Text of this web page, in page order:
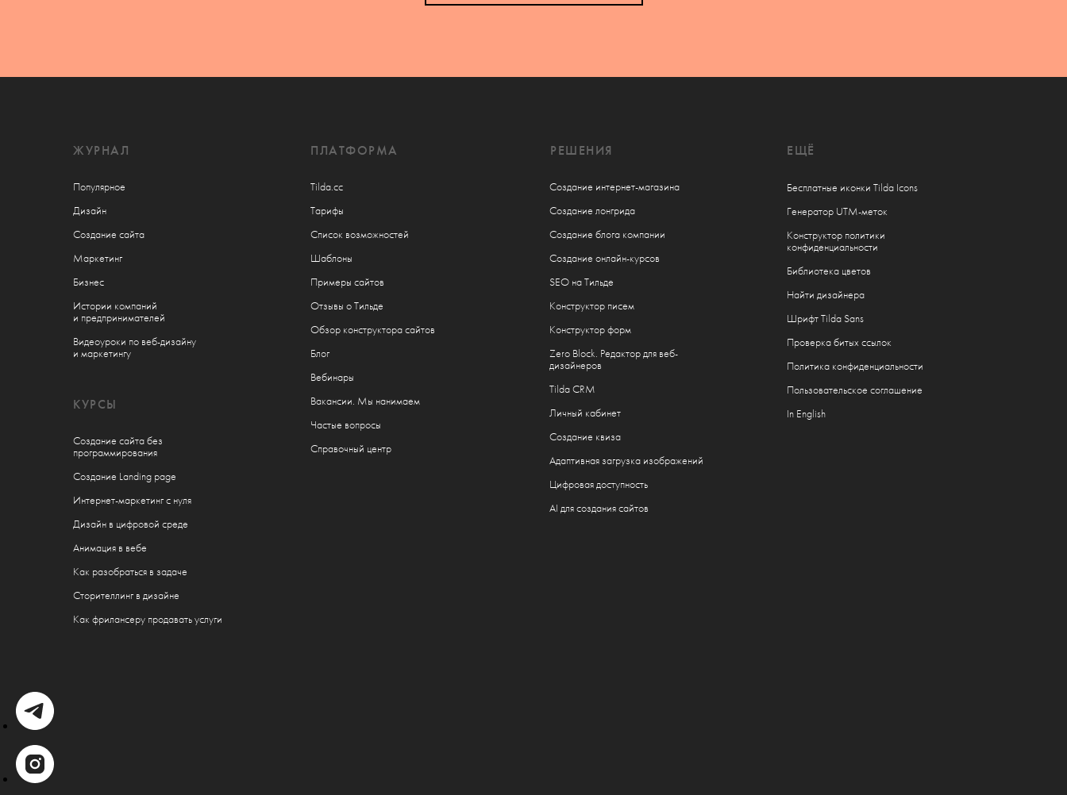
Популярное
Дизайн
Создание сайта
Маркетинг
Бизнес
Истории компаний
и предпринимателей
Видеоуроки по веб-дизайну
и маркетингу
ЖУРНАЛ
Tilda.cc
Тарифы
Список возможностей
Шаблоны
Примеры сайтов
Отзывы о Тильде
Обзор конструктора сайтов
Блог
Вебинары
Вакансии. Мы нанимаем
Частые вопросы
Справочный центр
ПЛАТФОРМА
КУРСЫ
Создание сайта без
программирования
Создание Landing page
Интернет-маркетинг с нуля
Дизайн в цифровой среде
Анимация в вебе
Как разобраться в задаче
Сторителлинг в дизайне
Как фрилансеру продавать услуги
Бесплатные иконки Tilda Icons
Генератор UTM-меток
Конструктор политики
конфиденциальности
Библиотека цветов
Найти дизайнера
Шрифт Tilda Sans
Проверка битых ссылок
Политика конфиденциальности
Пользовательское соглашение
In English
ЕЩЁ
Создание интернет-магазина
Создание лонгрида
Создание блога компании
Создание онлайн-курсов
SEO на Тильде
Конструктор писем
Конструктор форм
Zero Block. Редактор для веб-
дизайнеров
Tilda CRM
Личный кабинет
Создание квиза
Адаптивная загрузка изображений
Цифровая доступность
AI для создания сайтов
РЕШЕНИЯ